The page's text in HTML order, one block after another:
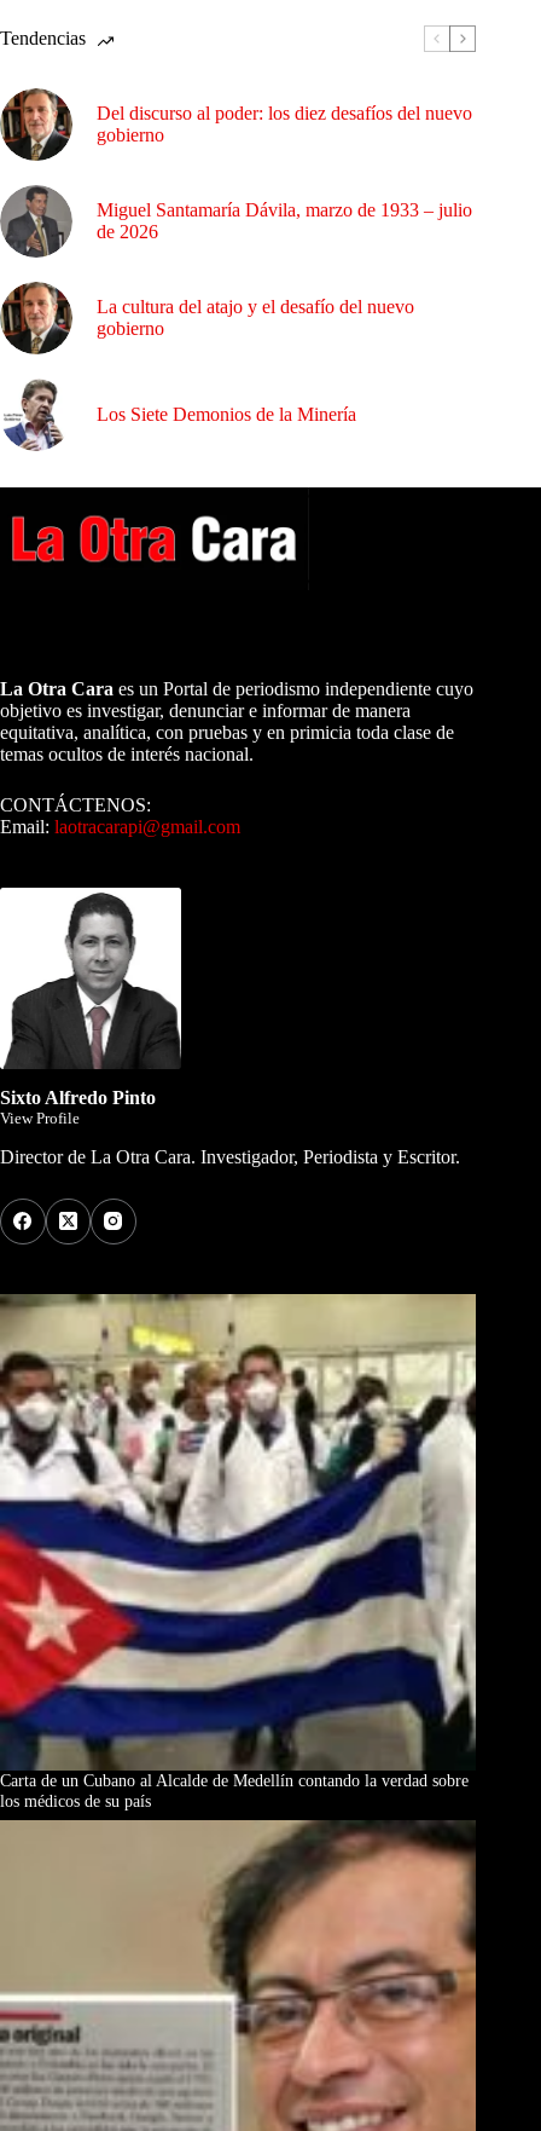
Tendencias
Del discurso al poder: los diez desafíos del nuevo
gobierno
Miguel Santamaría Dávila, marzo de 1933 – julio
de 2026
La cultura del atajo y el desafío del nuevo
gobierno
Los Siete Demonios de la Minería
La Otra Cara es un Portal de periodismo independiente cuyo
objetivo es investigar, denunciar e informar de manera
equitativa, analítica, con pruebas y en primicia toda clase de
temas ocultos de interés nacional.
CONTÁCTENOS:
Email: laotracarapi@gmail.com
Sixto Alfredo Pinto
View Profile
Director de La Otra Cara. Investigador, Periodista y Escritor.
Carta de un Cubano al Alcalde de Medellín contando la verdad sobre
los médicos de su país